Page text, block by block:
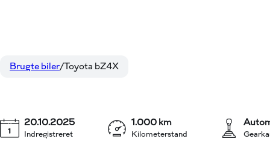
EL Executive 224HK 5d Aut.
Brugte biler Toyota bZ4X
Indregistreret
20.10.2025
Kilometerstand
1.000 km